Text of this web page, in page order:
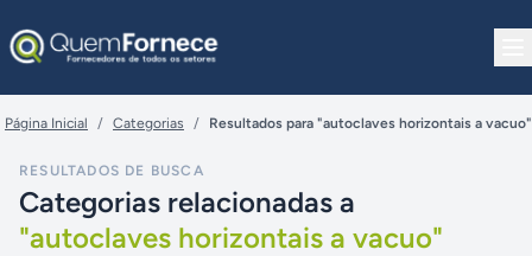
Página Inicial / Categorias / Resultados para "autoclaves horizontais a vacuo"
RESULTADOS DE BUSCA
Categorias relacionadas a
"autoclaves horizontais a vacuo"